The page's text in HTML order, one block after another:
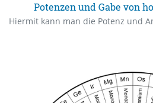
Potenzen und Gabe von